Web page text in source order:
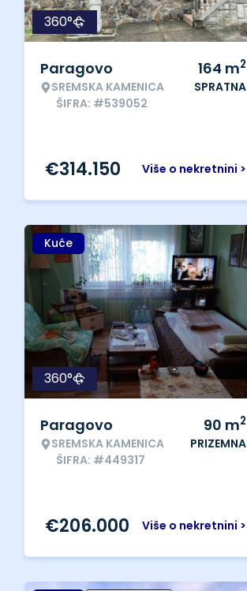
360°
Paragovo
SREMSKA KAMENICA
ŠIFRA: #539052
164 m2
SPRATNA
Više o nekretnini >
€314.150
Kuće
360°
Paragovo
SREMSKA KAMENICA
ŠIFRA: #449317
90 m2
PRIZEMNA
Više o nekretnini >
€206.000